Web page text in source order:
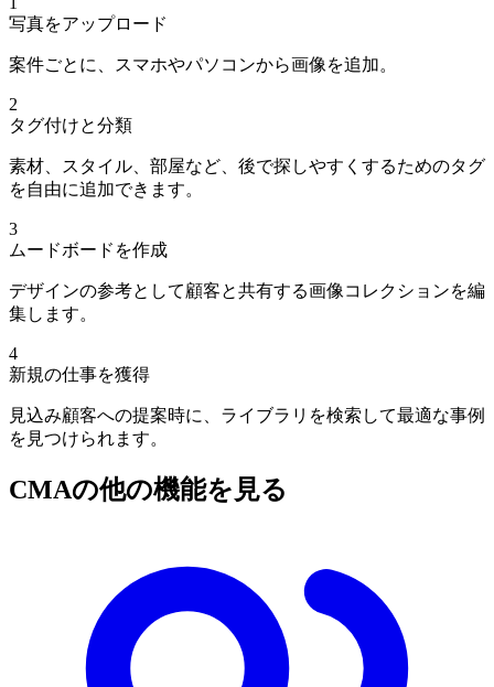
写真をアップロード
案件ごとに、スマホやパソコンから画像を追加。
2
タグ付けと分類
素材、スタイル、部屋など、後で探しやすくするためのタグ
を自由に追加できます。
3
ムードボードを作成
デザインの参考として顧客と共有する画像コレクションを編
集します。
4
新規の仕事を獲得
見込み顧客への提案時に、ライブラリを検索して最適な事例
を見つけられます。
CMAの他の機能を見る